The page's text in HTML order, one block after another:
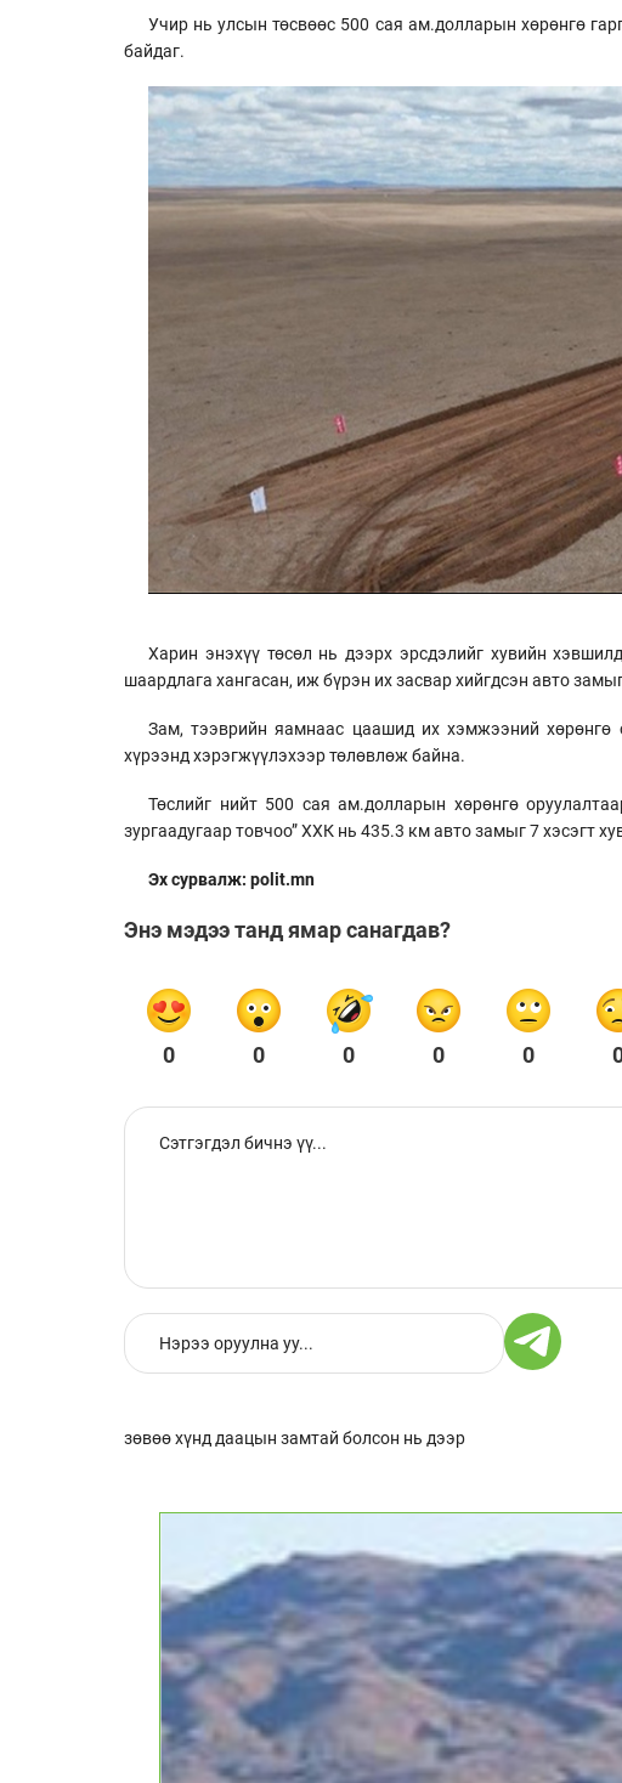
Учир нь улсын төсвөөс 500 сая ам.долларын хөрөнгө
байдаг.
Харин энэхүү төсөл нь дээрх эрсдэлийг хувийн
шаардлага хангасан, иж бүрэн их засвар хийгдсэн авто
Зам, тээврийн яамнаас цаашид их хэмжээний хөрөнгө
хүрээнд хэрэгжүүлэхээр төлөвлөж байна.
Төслийг нийт 500 сая ам.долларын хөрөнгө
зургаадугаар товчоо” ХХК нь 435.3 км авто замыг 7 хэсэгт
Эх сурвалж: polit.mn
Энэ мэдээ танд ямар санагдав?
0 0 0 0 0
зөвөө хүнд даацын замтай болсон нь дээр